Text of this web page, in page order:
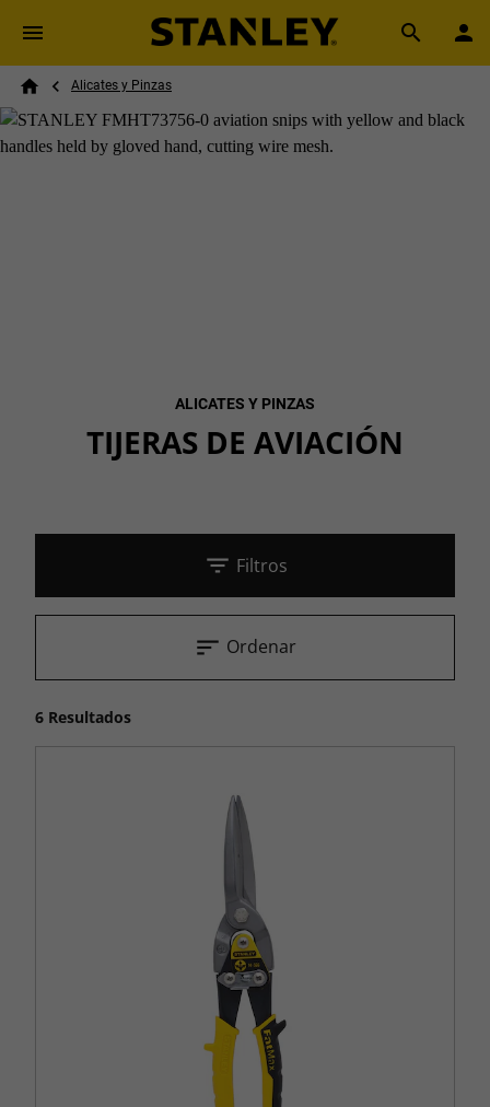
Skip to main content
Search
Breadcrumb
Alicates y Pinzas
ALICATES Y PINZAS
TIJERAS DE AVIACIÓN
Filtros
6 Resultados
Ordenar